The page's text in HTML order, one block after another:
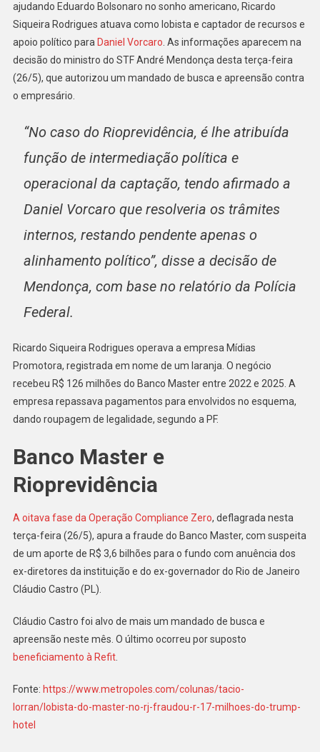
ajudando Eduardo Bolsonaro no sonho americano, Ricardo
Siqueira Rodrigues atuava como lobista e captador de recursos e
apoio político para Daniel Vorcaro. As informações aparecem na
decisão do ministro do STF André Mendonça desta terça-feira
(26/5), que autorizou um mandado de busca e apreensão contra
o empresário.
“No caso do Rioprevidência, é lhe atribuída
função de intermediação política e
operacional da captação, tendo afirmado a
Daniel Vorcaro que resolveria os trâmites
internos, restando pendente apenas o
alinhamento político”, disse a decisão de
Mendonça, com base no relatório da Polícia
Federal.
Ricardo Siqueira Rodrigues operava a empresa Mídias
Promotora, registrada em nome de um laranja. O negócio
recebeu R$ 126 milhões do Banco Master entre 2022 e 2025. A
empresa repassava pagamentos para envolvidos no esquema,
dando roupagem de legalidade, segundo a PF.
Banco Master e
Rioprevidência
A oitava fase da Operação Compliance Zero, deflagrada nesta
terça-feira (26/5), apura a fraude do Banco Master, com suspeita
de um aporte de R$ 3,6 bilhões para o fundo com anuência dos
ex-diretores da instituição e do ex-governador do Rio de Janeiro
Cláudio Castro (PL).
Cláudio Castro foi alvo de mais um mandado de busca e
apreensão neste mês. O último ocorreu por suposto
beneficiamento à Refit.
Fonte: https://www.metropoles.com/colunas/tacio-
lorran/lobista-do-master-no-rj-fraudou-r-17-milhoes-do-trump-
hotel